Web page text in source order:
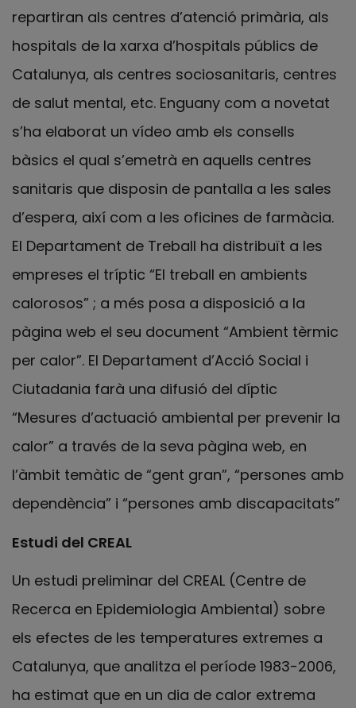
repartiran als centres d’atenció primària, als
hospitals de la xarxa d’hospitals públics de
Catalunya, als centres sociosanitaris, centres
de salut mental, etc. Enguany com a novetat
s’ha elaborat un vídeo amb els consells
bàsics el qual s’emetrà en aquells centres
sanitaris que disposin de pantalla a les sales
d’espera, així com a les oficines de farmàcia.
El Departament de Treball ha distribuït a les
empreses el tríptic “El treball en ambients
calorosos” ; a més posa a disposició a la
pàgina web el seu document “Ambient tèrmic
per calor”. El Departament d’Acció Social i
Ciutadania farà una difusió del díptic
“Mesures d’actuació ambiental per prevenir la
calor” a través de la seva pàgina web, en
l’àmbit temàtic de “gent gran”, “persones amb
dependència” i “persones amb discapacitats”
Estudi del CREAL
Un estudi preliminar del CREAL (Centre de
Recerca en Epidemiologia Ambiental) sobre
els efectes de les temperatures extremes a
Catalunya, que analitza el període 1983-2006,
ha estimat que en un dia de calor extrema